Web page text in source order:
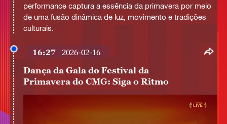
performance captura a essência da primavera por meio
de uma fusão dinâmica de luz, movimento e tradições
culturais.
16:27 2026-02-16
Dança da Gala do Festival da